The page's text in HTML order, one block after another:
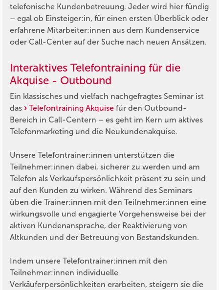
telefonische Kundenbetreuung. Jeder wird hier fündig
– egal ob Einsteiger:in, für einen ersten Überblick oder
erfahrene Mitarbeiter:innen aus dem Kundenservice
oder Call-Center auf der Suche nach neuen Ansätzen.
Interaktives Telefontraining für die
Akquise - Outbound
Ein klassisches und vielfach nachgefragtes Seminar ist
das
Telefontraining Akquise für den Outbound-
Bereich in Call-Centern – es geht im Kern um aktives
Telefonmarketing und die Neukundenakquise.
Unsere Telefontrainer:innen unterstützen die
Teilnehmer:innen dabei, sicherer zu werden und am
Telefon als Verkaufspersönlichkeit präsent zu sein und
auf den Kunden zu wirken. Während des Seminars
üben die Trainer:innen mit den Teilnehmer:innen eine
wirkungsvolle und engagierte Vorgehensweise bei der
aktiven Kundenansprache, der Reaktivierung von
Altkunden und der Betreuung von Bestandskunden.
Indem unsere Telefontrainer:innen mit den
Teilnehmer:innen individuelle
Verkäuferpersönlichkeiten erarbeiten, steigern sie die